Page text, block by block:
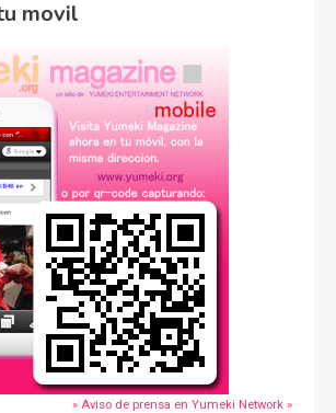
movil
» Aviso de prensa en Yumeki Network »